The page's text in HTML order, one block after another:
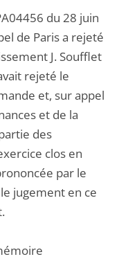
du 28 juin
de Paris a rejeté
J. Soufflet
rejeté le
et, sur appel
et de la
des
clos en
par le
jugement en ce